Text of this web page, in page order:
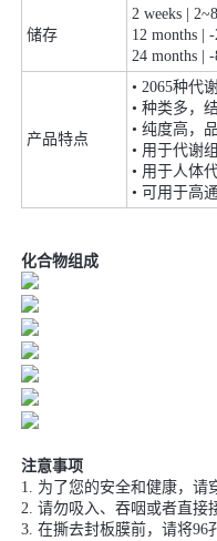
储存
2 weeks |
12 months |
24 months |
产品特点
• 2065种代
• 种类多，
• 纯度高，
• 用于代谢
• 用于人体
• 可用于高
化合物组成
注意事项
1. 为了您的安全和健康，请
2. 请勿吸入、吞咽或者直接
3. 在撕去封板膜前，请将96